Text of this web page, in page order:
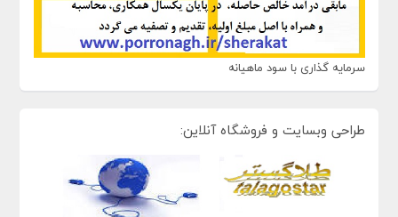
سرمایه گذاری با سود ماهیانه
طراحی وبسایت و فروشگاه آنلاین: